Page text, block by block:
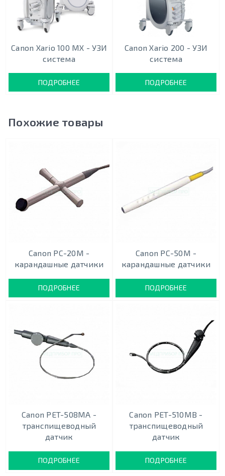
Canon Xario 100 MX - УЗИ
система
ПОДРОБНЕЕ
Canon Xario 200 - УЗИ
система
ПОДРОБНЕЕ
Похожие товары
Canon PC-20M -
карандашныe датчики
ПОДРОБНЕЕ
Canon PC-50M -
карандашныe датчики
ПОДРОБНЕЕ
Canon PET-508MA -
транспищеводный
датчик
ПОДРОБНЕЕ
Canon PET-510MB -
транспищеводный
датчик
ПОДРОБНЕЕ